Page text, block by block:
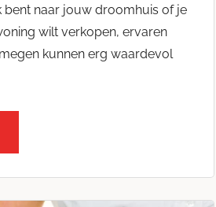
bent naar jouw droomhuis of je
wilt verkopen, ervaren
kunnen erg waardevol